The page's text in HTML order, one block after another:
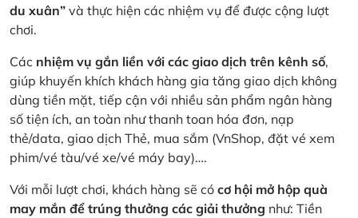
du xuân” và thực hiện các nhiệm vụ để được cộng lượt
chơi.
Các nhiệm vụ gắn liền với các giao dịch trên kênh số,
giúp khuyến khích khách hàng gia tăng giao dịch không
dùng tiền mặt, tiếp cận với nhiều sản phẩm ngân hàng
số tiện ích, an toàn như thanh toan hóa đơn, nạp
thẻ/data, giao dịch Thẻ, mua sắm (VnShop, đặt vé xem
phim/vé tàu/vé xe/vé máy bay)….
Với mỗi lượt chơi, khách hàng sẽ có cơ hội mở hộp quà
may mắn để trúng thưởng các giải thưởng như: Tiền